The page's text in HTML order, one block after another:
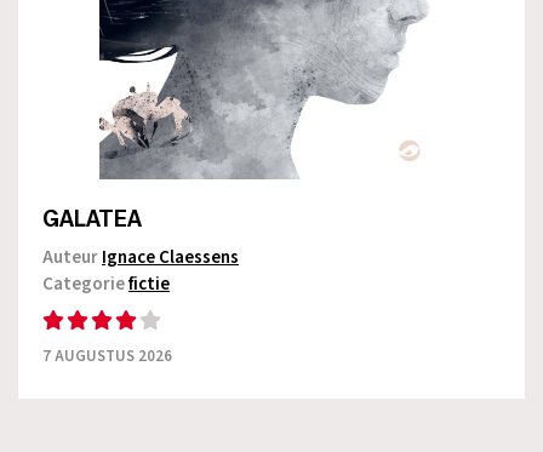
GALATEA
AuteurIgnace Claessens
Categoriefictie
7 AUGUSTUS 2026